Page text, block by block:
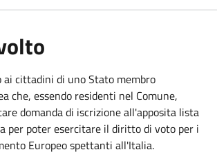
ai cittadini di uno Stato membro
che, essendo residenti nel Comune,
domanda di iscrizione all'apposita lista
per poter esercitare il diritto di voto per i
Europeo spettanti all'Italia.